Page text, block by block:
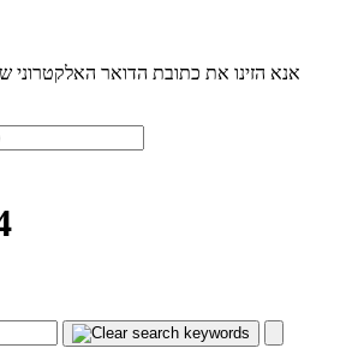
אנא הזינו את כתובת הדואר האלקטרוני